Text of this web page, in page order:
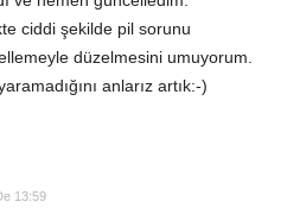
ciddi şekilde pil sorunu
düzelmesini umuyorum.
anlarız artık:-)
13:59